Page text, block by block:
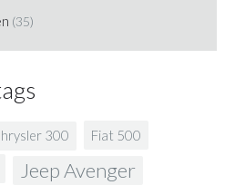
(35)
300 Fiat 500
Jeep Avenger